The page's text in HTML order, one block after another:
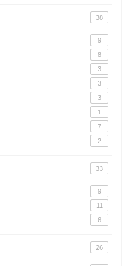
38
9
8
3
3
3
1
7
2
33
9
11
6
26